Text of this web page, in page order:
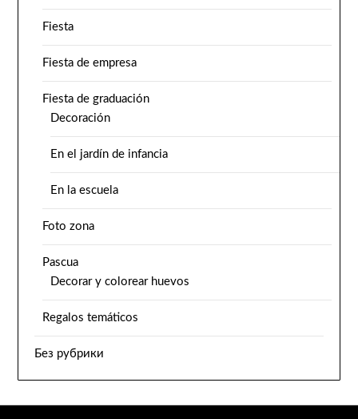
Fiesta
Fiesta de empresa
Fiesta de graduación
Decoración
En el jardín de infancia
En la escuela
Foto zona
Pascua
Decorar y colorear huevos
Regalos temáticos
Без рубрики